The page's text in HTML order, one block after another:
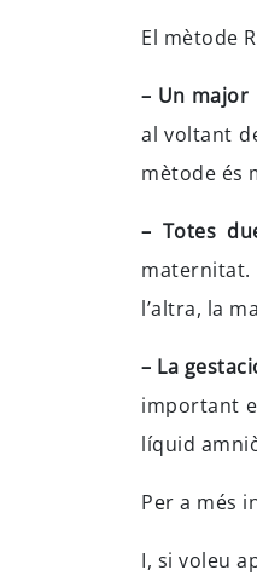
El mètode
– Un major
al voltant
mètode és
– Totes
maternitat.
l’altra, la
– La
important
líquid
Per a més
I, si voleu